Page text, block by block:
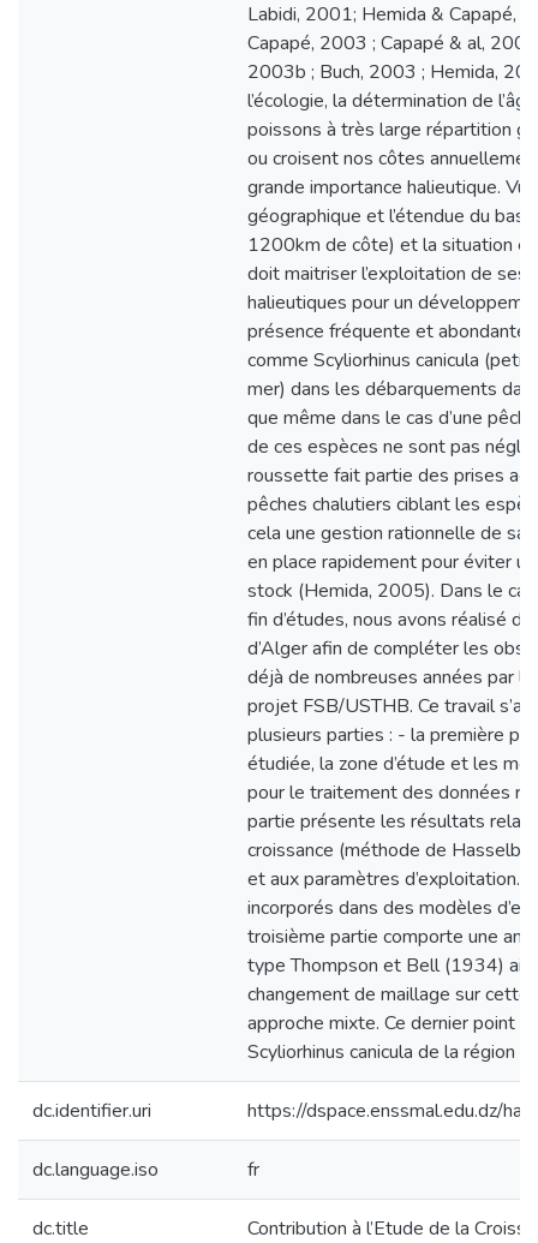
Labidi, 2001; Hemida & Capapé,
Capapé, 2003 ; Capapé & al,
2003b ; Buch, 2003 ; Hemida,
l’écologie, la détermination de
poissons à très large répartition
ou croisent nos côtes
grande importance halieutique.
géographique et l’étendue du
1200km de côte) et la situation
doit maitriser l’exploitation de ses
halieutiques pour un
présence fréquente et abondante
comme Scyliorhinus canicula
mer) dans les débarquements
que même dans le cas d’une
de ces espèces ne sont pas
roussette fait partie des prises
pêches chalutiers ciblant les
cela une gestion rationnelle de sa
en place rapidement pour éviter
stock (Hemida, 2005). Dans le
fin d’études, nous avons réalisé
d’Alger afin de compléter les
déjà de nombreuses années par
projet FSB/USTHB. Ce travail
plusieurs parties : - la première
étudiée, la zone d’étude et les
pour le traitement des données
partie présente les résultats
croissance (méthode de
et aux paramètres d’exploitation.
incorporés dans des modèles
troisième partie comporte une
type Thompson et Bell (1934)
changement de maillage sur cette
approche mixte. Ce dernier point
Scyliorhinus canicula de la région
dc.identifier.uri https://dspace.enssmal.edu.dz/
dc.language.iso fr
dc.title
Contribution à l’Etude de la